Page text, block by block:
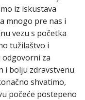
iz iskustava
mnogo pre nas i
vezu s početka
tužilaštvo i
za
i bolju zdravstvenu
shvatimo,
počeće postepeno